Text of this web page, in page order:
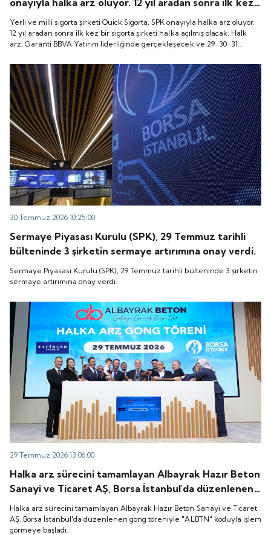
bir sigorta şirketi halka açılmış olacak. Halk arz,
Garanti BBVA Yatırım liderliğinde gerçekleşecek ve
29-30-31 Temmuz 2026 tarihlerinde talep
ile Quick Sigorta işlem görmeye başlayacak.
Yerli ve milli sigorta şirketi Quick Sigorta, SPK onayıyla halka arz oluyor.
12 yıl aradan sonra ilk kez bir sigorta şirketi halka açılmış olacak. Halk
arz, Garanti BBVA Yatırım liderliğinde gerçekleşecek ve 29-30-31
“Gong Töreni” ile Quick Sigorta işlem görmeye başlayacak.
30 Temmuz 2026 10:25:00
Sermaye Piyasası Kurulu (SPK), 29 Temmuz tarihli
bülteninde 3 şirketin sermaye artırımına onay verdi.
Sermaye Piyasası Kurulu (SPK), 29 Temmuz tarihli bülteninde 3 şirketin
sermaye artırımına onay verdi.
29 Temmuz 2026 13:06:00
Halka arz sürecini tamamlayan Albayrak Hazır Beton
Sanayi ve Ticaret AŞ, Borsa İstanbul'da düzenlenen
gong töreniyle "ALBTN" koduyla işlem görmeye
başladı.
Halka arz sürecini tamamlayan Albayrak Hazır Beton Sanayi ve Ticaret
AŞ, Borsa İstanbul'da düzenlenen gong töreniyle "ALBTN" koduyla işlem
görmeye başladı.